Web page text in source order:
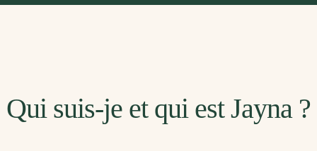
Qui suis-je et qui est Jayna ?